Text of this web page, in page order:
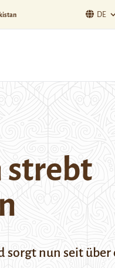
DE
strebt
sorgt nun seit